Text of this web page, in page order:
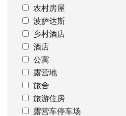
农村房屋
波萨达斯
乡村酒店
酒店
公寓
露营地
旅舍
旅游住房
露营车停车场